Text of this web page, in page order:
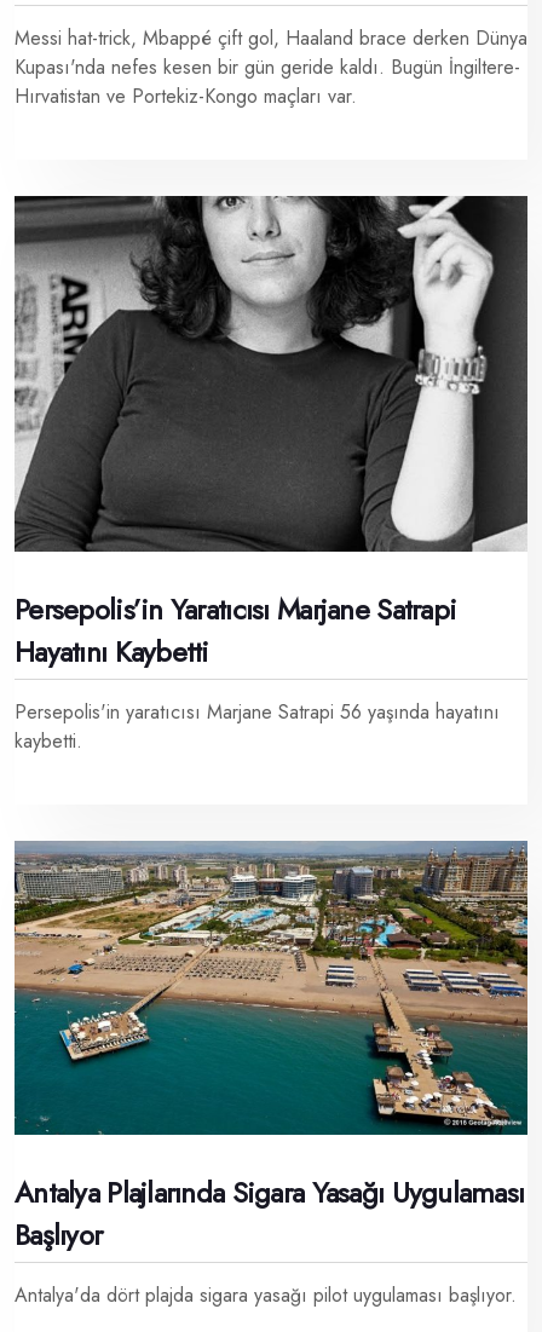
Messi hat-trick, Mbappé çift gol, Haaland brace derken Dünya
Kupası'nda nefes kesen bir gün geride kaldı. Bugün İngiltere-
Hırvatistan ve Portekiz-Kongo maçları var.
Persepolis’in Yaratıcısı Marjane Satrapi
Hayatını Kaybetti
Persepolis'in yaratıcısı Marjane Satrapi 56 yaşında hayatını
kaybetti.
Antalya Plajlarında Sigara Yasağı Uygulaması
Başlıyor
Antalya'da dört plajda sigara yasağı pilot uygulaması başlıyor.